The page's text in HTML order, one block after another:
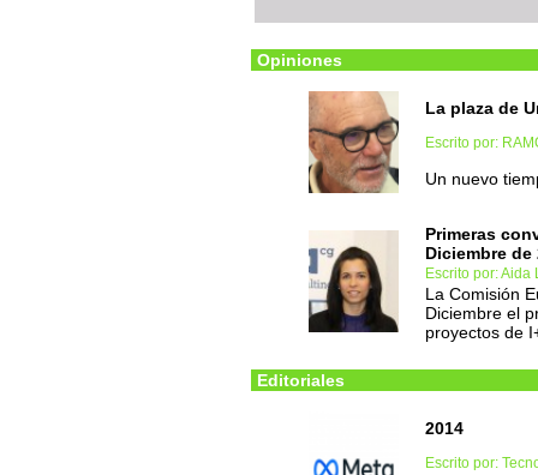
Opiniones
La plaza de
Escrito por:
Un nuevo
Primeras
Diciembre de
Escrito por: Aida
La Comisión
Diciembre el
proyectos de
Editoriales
2014
Escrito por: